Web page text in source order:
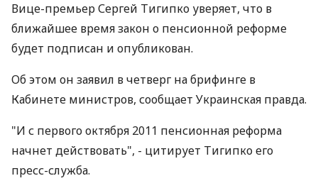
Вице-премьер Сергей Тигипко уверяет, что в
ближайшее время закон о пенсионной реформе
будет подписан и опубликован.
Об этом он заявил в четверг на брифинге в
Кабинете министров, сообщает Украинская правда.
"И с первого октября 2011 пенсионная реформа
начнет действовать", - цитирует Тигипко его
пресс-служба.